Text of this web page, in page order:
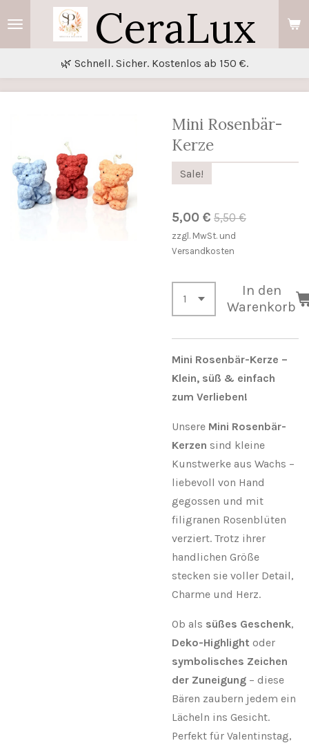
Hauptinhalt
CeraLux
🌿 Schnell. Sicher. Kostenlos ab 150 €.
Mini Rosenbär-
Kerze
Sale!
5,00 € 5,50 €
zzgl. MwSt. und
Versandkosten
In den
Warenkorb
Mini Rosenbär-Kerze –
Klein, süß & einfach
zum Verlieben!
Unsere Mini Rosenbär-
Kerzen sind kleine
Kunstwerke aus Wachs –
liebevoll von Hand
gegossen und mit
filigranen Rosenblüten
verziert. Trotz ihrer
handlichen Größe
stecken sie voller Detail,
Charme und Herz.
Ob als süßes Geschenk,
Deko-Highlight oder
symbolisches Zeichen
der Zuneigung – diese
Bären zaubern jedem ein
Lächeln ins Gesicht.
Perfekt für Valentinstag,